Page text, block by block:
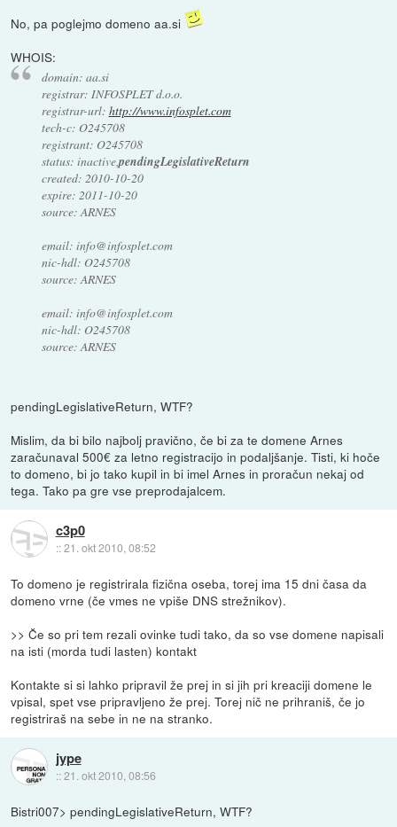
No, pa poglejmo domeno aa.si
WHOIS:
domain: aa.si
registrar: INFOSPLET d.o.o.
registrar-url: http://www.infosplet.com
tech-c: O245708
registrant: O245708
status: inactive,pendingLegislativeReturn
created: 2010-10-20
expire: 2011-10-20
source: ARNES
email: info@infosplet.com
nic-hdl: O245708
source: ARNES
email: info@infosplet.com
nic-hdl: O245708
source: ARNES
pendingLegislativeReturn, WTF?
Mislim, da bi bilo najbolj pravično, če bi za te domene Arnes
zaračunaval 500€ za letno registracijo in podaljšanje. Tisti, ki hoče
to domeno, bi jo tako kupil in bi imel Arnes in proračun nekaj od
tega. Tako pa gre vse preprodajalcem.
c3p0
::21. okt 2010, 08:52
To domeno je registrirala fizična oseba, torej ima 15 dni časa da
domeno vrne (če vmes ne vpiše DNS strežnikov).
>> Če so pri tem rezali ovinke tudi tako, da so vse domene napisali
na isti (morda tudi lasten) kontakt
Kontakte si si lahko pripravil že prej in si jih pri kreaciji domene le
vpisal, spet vse pripravljeno že prej. Torej nič ne prihraniš, če jo
registriraš na sebe in ne na stranko.
jype
::21. okt 2010, 08:56
Bistri007> pendingLegislativeReturn, WTF?